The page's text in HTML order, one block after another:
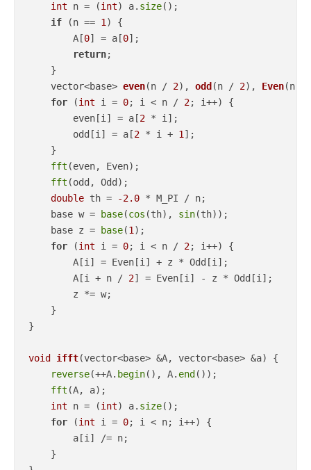
int n = (int) a. size();
if (n == 1 ) {
        A[
0] = a[0];
return;
    }
vector<base> even(n / 2) , odd (n / 2) , Even(n /
for (int i = 0; i < n / 2; i++) {
        even[i] = a[
2 * i];
        odd[i] = a[
2 * i + 1 ];
    }
fft (even, Even);
fft (odd, Odd);
double th = -2.0 * M_PI / n;
    base w =
base(cos (th), sin(th));
    base z =
base(1 );
for (int i = 0; i < n / 2; i++) {
        A[i] = Even[i] + z * Odd[i];
        A[i + n /
2] = Even[i] - z * Odd[i];
        z *= w;
    }
}
void ifft(vector<base> &A, vector<base> &a)
{
reverse(++A. begin(), A. end ());
fft (A, a);
int n = (int) a. size();
for (int i = 0; i < n; i++) {
        a[i] /= n;
    }